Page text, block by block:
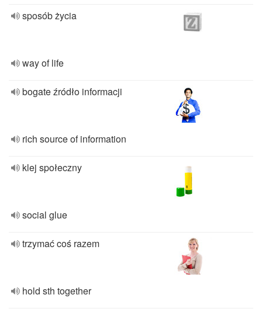
sposób życia
way of life
bogate źródło informacji
rich source of information
klej społeczny
social glue
trzymać coś razem
hold sth together